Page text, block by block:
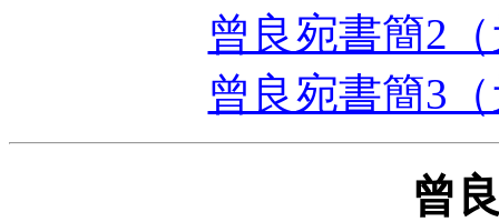
曾良宛書簡2
曾良宛書簡3
曾